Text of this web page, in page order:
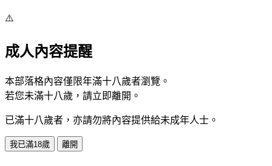
⚠️
成人內容提醒
本部落格內容僅限年滿十八歲者瀏覽。
若您未滿十八歲，請立即離開。
已滿十八歲者，亦請勿將內容提供給未成年人士。
我已滿18歲 離開